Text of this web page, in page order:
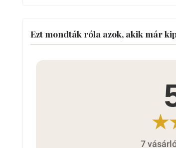
Ezt mondták róla azok, akik már
7